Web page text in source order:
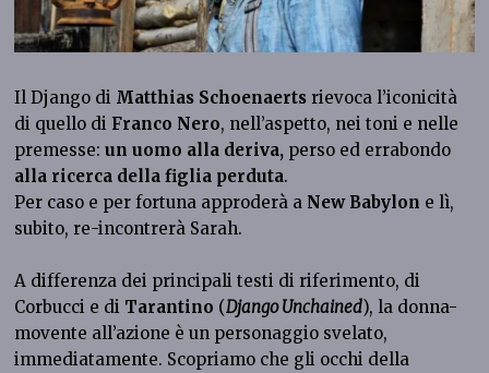
Il Django di Matthias Schoenaerts rievoca l’iconicità
di quello di Franco Nero, nell’aspetto, nei toni e nelle
premesse:un uomo alla deriva, perso ed errabondo
alla ricerca della figlia perduta.
Per caso e per fortuna approderà a New Babylon e lì,
subito, re-incontrerà Sarah.
A differenza dei principali testi di riferimento, di
Corbucci e di Tarantino (Django Unchained), la donna-
movente all’azione è un personaggio svelato,
immediatamente. Scopriamo che gli occhi della